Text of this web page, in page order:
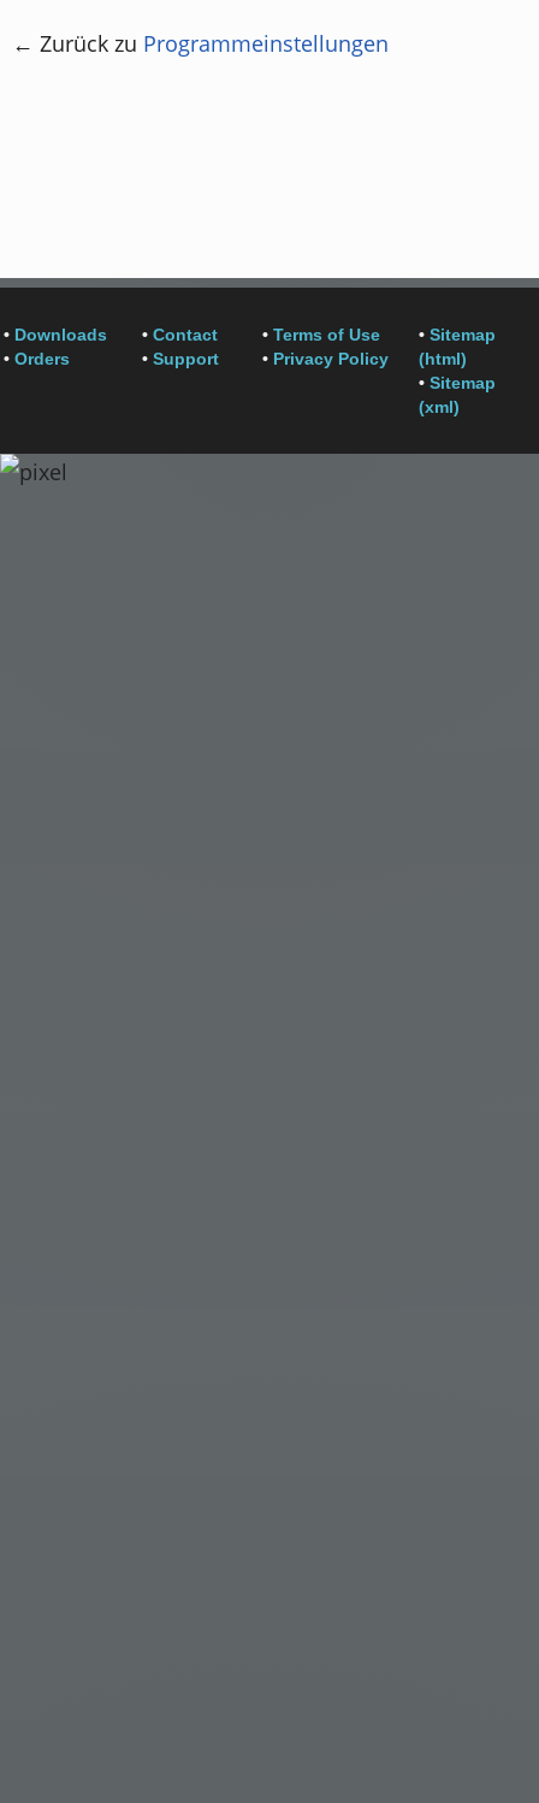
← Zurück zu Programmeinstellungen
• Downloads
• Orders
• Contact
• Support
• Terms of Use
• Privacy Policy
• Sitemap
(html)
• Sitemap
(xml)